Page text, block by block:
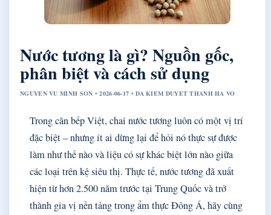
Nước tương là gì? Nguồn gốc,
phân biệt và cách sử dụng
NGUYEN VU MINH SON • 2026-06-17 • DA KIEM DUYET THANH HA VO
Trong căn bếp Việt, chai nước tương luôn có một vị trí
đặc biệt – nhưng ít ai dừng lại để hỏi nó thực sự được
làm như thế nào và liệu có sự khác biệt lớn nào giữa
các loại trên kệ siêu thị. Thực tế, nước tương đã xuất
hiện từ hơn 2.500 năm trước tại Trung Quốc và trở
thành gia vị nền tảng trong ẩm thực Đông Á, hãy cùng